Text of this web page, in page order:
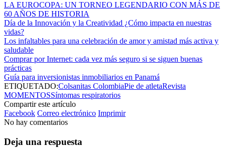
LA EUROCOPA: UN TORNEO LEGENDARIO CON MÁS DE
60 AÑOS DE HISTORIA
Día de la Innovación y la Creatividad ¿Cómo impacta en nuestras
vidas?
Los infaltables para una celebración de amor y amistad más activa y
saludable
Comprar por Internet: cada vez más seguro si se siguen buenas
prácticas
Guía para inversionistas inmobiliarios en Panamá
ETIQUETADO:Colsanitas ColombiaPie de atletaRevista
MOMENTOSSíntomas respiratorios
Compartir este artículo
Facebook Correo electrónico Imprimir
No hay comentarios
Deja una respuesta